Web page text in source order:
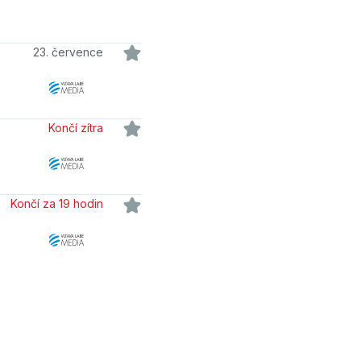
23. července
Končí zítra
Končí za 19 hodin